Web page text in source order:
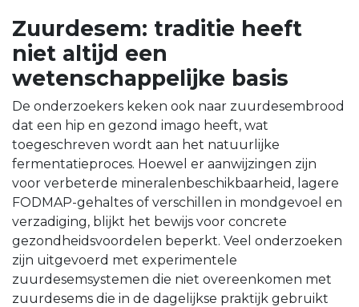
Zuurdesem: traditie heeft
niet altijd een
wetenschappelijke basis
De onderzoekers keken ook naar zuurdesembrood
dat een hip en gezond imago heeft, wat
toegeschreven wordt aan het natuurlijke
fermentatieproces. Hoewel er aanwijzingen zijn
voor verbeterde mineralenbeschikbaarheid, lagere
FODMAP-gehaltes of verschillen in mondgevoel en
verzadiging, blijkt het bewijs voor concrete
gezondheidsvoordelen beperkt. Veel onderzoeken
zijn uitgevoerd met experimentele
zuurdesemsystemen die niet overeenkomen met
zuurdesems die in de dagelijkse praktijk gebruikt